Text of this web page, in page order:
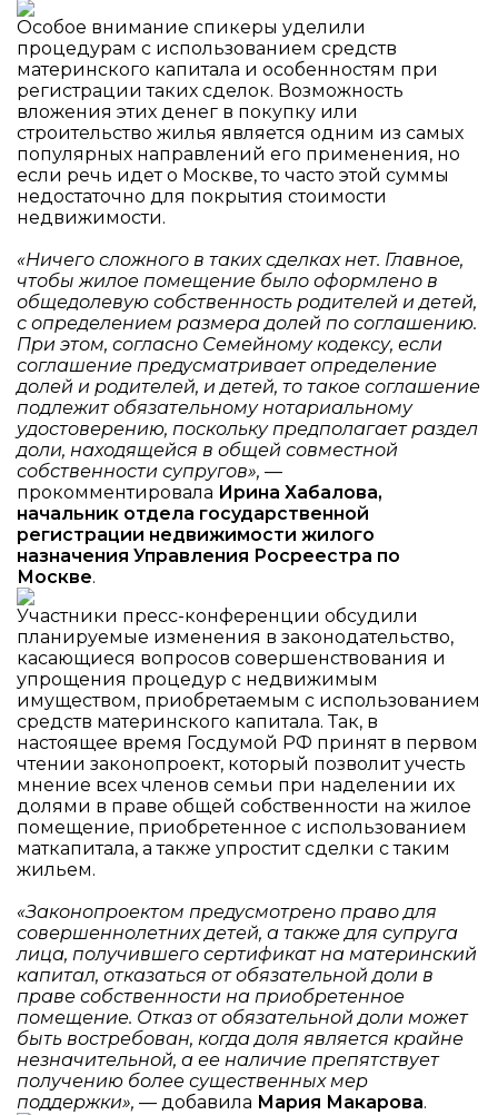
Особое внимание спикеры уделили
процедурам с использованием средств
материнского капитала и особенностям при
регистрации таких сделок. Возможность
вложения этих денег в покупку или
строительство жилья является одним из самых
популярных направлений его применения, но
если речь идет о Москве, то часто этой суммы
недостаточно для покрытия стоимости
недвижимости.
«Ничего сложного в таких сделках нет. Главное,
чтобы жилое помещение было оформлено в
общедолевую собственность родителей и детей,
с определением размера долей по соглашению.
При этом, согласно Семейному кодексу, если
соглашение предусматривает определение
долей и родителей, и детей, то такое соглашение
подлежит обязательному нотариальному
удостоверению, поскольку предполагает раздел
доли, находящейся в общей совместной
собственности супругов», —
прокомментировала Ирина Хабалова,
начальник отдела государственной
регистрации недвижимости жилого
назначения Управления Росреестра по
Москве.
Участники пресс-конференции обсудили
планируемые изменения в законодательство,
касающиеся вопросов совершенствования и
упрощения процедур с недвижимым
имуществом, приобретаемым с использованием
средств материнского капитала. Так, в
настоящее время Госдумой РФ принят в первом
чтении законопроект, который позволит учесть
мнение всех членов семьи при наделении их
долями в праве общей собственности на жилое
помещение, приобретенное с использованием
маткапитала, а также упростит сделки с таким
жильем.
«Законопроектом предусмотрено право для
совершеннолетних детей, а также для супруга
лица, получившего сертификат на материнский
капитал, отказаться от обязательной доли в
праве собственности на приобретенное
помещение. Отказ от обязательной доли может
быть востребован, когда доля является крайне
незначительной, а ее наличие препятствует
получению более существенных мер
поддержки», — добавила Мария Макарова.